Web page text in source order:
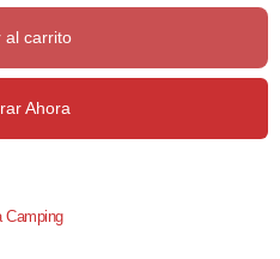
al carrito
Ahora
Camping